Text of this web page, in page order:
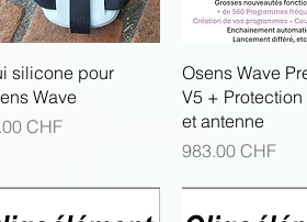
Aperçu rapide
silicone pour
Wave
CHF
Aperçu
Osens Wave
V5 + Protection
et antenne
Prix
983.00 CHF